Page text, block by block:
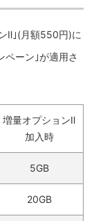
Ⅱ｣(月額550円)に
ペーン｣が適用さ
増量オプションⅡ
加入時
5GB
20GB